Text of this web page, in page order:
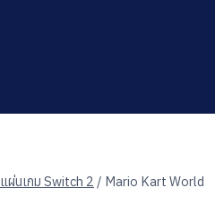
แผ่นเกม Switch 2 / Mario Kart World